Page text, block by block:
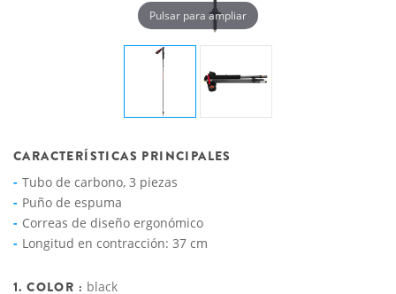
Pulsar para ampliar
CARACTERÍSTICAS PRINCIPALES
Tubo de carbono, 3 piezas
Puño de espuma
Correas de diseño ergonómico
Longitud en contracción: 37 cm
1. COLOR : black